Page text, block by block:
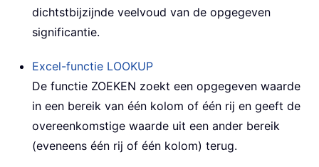
dichtstbijzijnde veelvoud van de opgegeven
significantie.
Excel-functie LOOKUP
De functie ZOEKEN zoekt een opgegeven waarde
in een bereik van één kolom of één rij en geeft de
overeenkomstige waarde uit een ander bereik
(eveneens één rij of één kolom) terug.